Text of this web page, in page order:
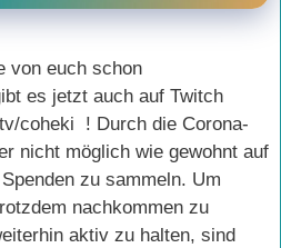
von euch schon
es jetzt auch auf Twitch
coheki ! Durch die Corona-
nicht möglich wie gewohnt auf
zu sammeln. Um
nachkommen zu
aktiv zu halten, sind